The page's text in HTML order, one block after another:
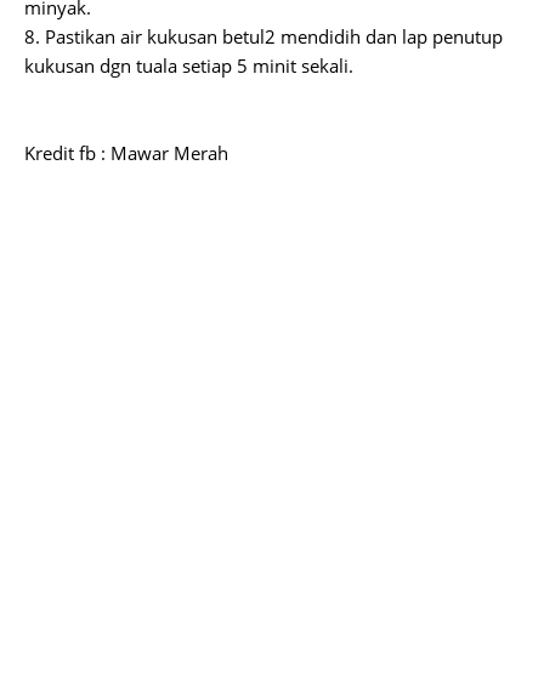
minyak.
8. Pastikan air kukusan betul2 mendidih dan lap penutup
kukusan dgn tuala setiap 5 minit sekali.
Kredit fb : Mawar Merah